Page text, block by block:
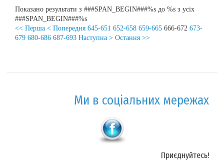
Показано результати з ###SPAN_BEGIN###%s до %s з усіх
###SPAN_BEGIN###%s
<< Перша < Попередня 645-651 652-658 659-665 666-672 673-
679 680-686 687-693 Наступна > Остання >>
Ми в соціальних мережах
Приєднуйтесь!